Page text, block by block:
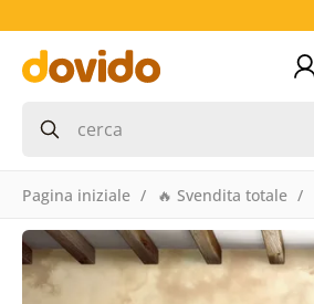
Pagina iniziale 🔥 Svendita totale